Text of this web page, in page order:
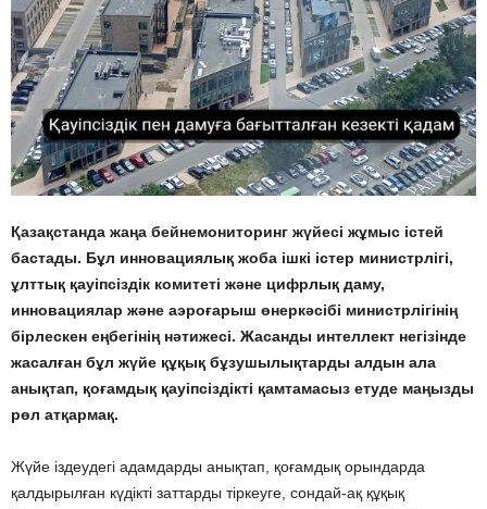
Қазақстанда жаңа бейнемониторинг жүйесі жұмыс істей
бастады. Бұл инновациялық жоба ішкі істер министрлігі,
ұлттық қауіпсіздік комитеті және цифрлық даму,
инновациялар және аэроғарыш өнеркәсібі министрлігінің
бірлескен еңбегінің нәтижесі. Жасанды интеллект негізінде
жасалған бұл жүйе құқық бұзушылықтарды алдын ала
анықтап, қоғамдық қауіпсіздікті қамтамасыз етуде маңызды
рөл атқармақ.
Жүйе іздеудегі адамдарды анықтап, қоғамдық орындарда
қалдырылған күдікті заттарды тіркеуге, сондай-ақ құқық